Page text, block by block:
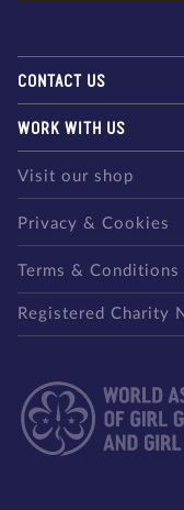
CONTACT US
WORK WITH US
Visit our shop
Privacy & Cookies
Terms & Conditions
Registered Charity